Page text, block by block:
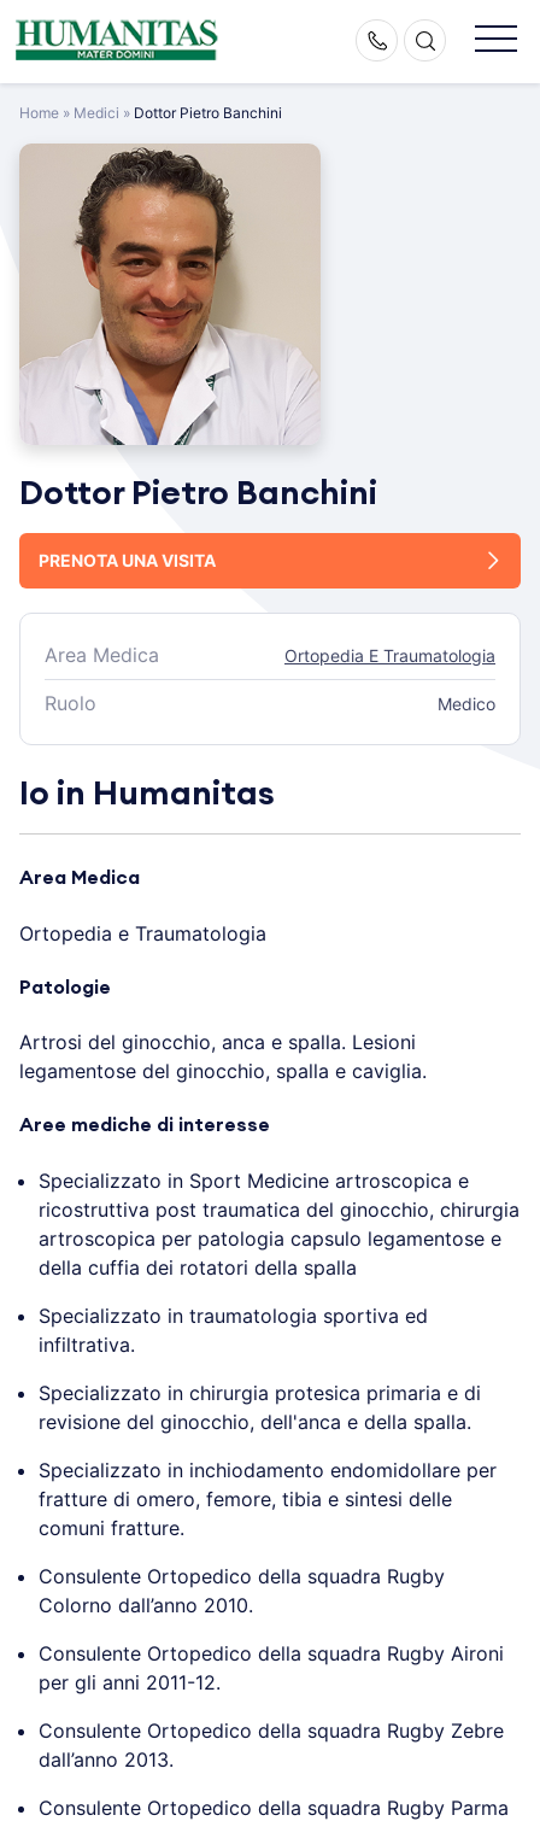
Skip
to
Home » Medici » Dottor Pietro Banchini
Dottor Pietro Banchini
PRENOTA UNA VISITA
Area Medica Ortopedia E Traumatologia
Ruolo Medico
Io in Humanitas
Area Medica
Ortopedia e Traumatologia
Patologie
Artrosi del ginocchio, anca e spalla. Lesioni
legamentose del ginocchio, spalla e caviglia.
Aree mediche di interesse
Specializzato in Sport Medicine artroscopica e
ricostruttiva post traumatica del ginocchio, chirurgia
artroscopica per patologia capsulo legamentose e
della cuffia dei rotatori della spalla
Specializzato in traumatologia sportiva ed
infiltrativa.
Specializzato in chirurgia protesica primaria e di
revisione del ginocchio, dell'anca e della spalla.
Specializzato in inchiodamento endomidollare per
fratture di omero, femore, tibia e sintesi delle
comuni fratture.
Consulente Ortopedico della squadra Rugby
Colorno dall’anno 2010.
Consulente Ortopedico della squadra Rugby Aironi
per gli anni 2011-12.
Consulente Ortopedico della squadra Rugby Zebre
dall’anno 2013.
Consulente Ortopedico della squadra Rugby Parma